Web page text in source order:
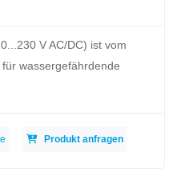
V AC/DC) ist vom
für wassergefährdende
Produkt anfragen